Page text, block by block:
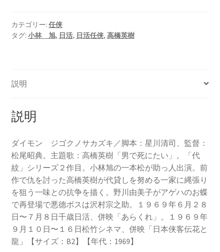
カテゴリー: 任侠
タグ: 小林 旭, 日活, 日活任侠, 高橋英樹
説明
説明
ダイモン ジゴクノサカズキ／脚本：星川清司、監督：
松尾昭典。主題歌：高橋英樹「男で死にたい」。「代
紋」シリーズ２作目。小林旭の一本松が助っ人出演。前
作で仇を討った高橋英樹が代貸しを努める一家に縄張り
を狙う一味との抗争を描く。野川由美子がアゲハのお蝶
で再登場で悪德ボスは沢村宗之助。１９６９年６月２８
日〜７月８日千歳日活、併映「あらくれ」。１９６９年
９月１０日〜１６日松竹シネマ、併映「日本侠客伝花と
龍」【サイズ：B2】【年代：1969】